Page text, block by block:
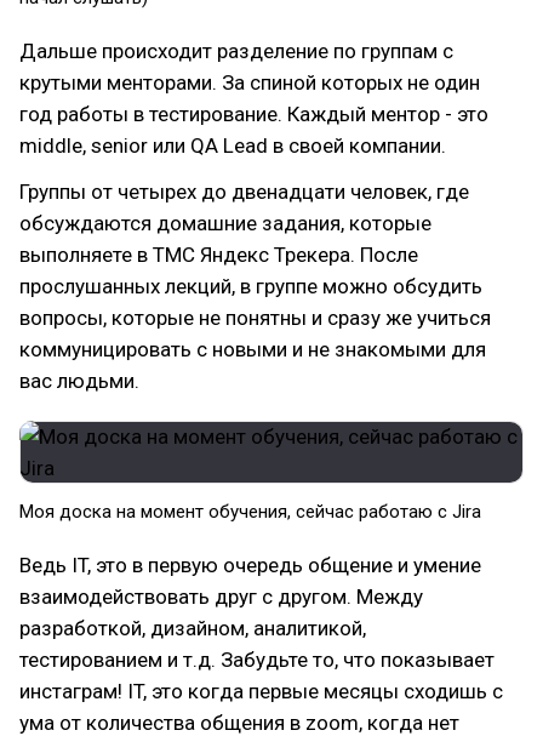
Дальше происходит разделение по группам с
крутыми менторами. За спиной которых не один
год работы в тестирование. Каждый ментор - это
middle, senior или QA Lead в своей компании.
Группы от четырех до двенадцати человек, где
обсуждаются домашние задания, которые
выполняете в ТМС Яндекс Трекера. После
прослушанных лекций, в группе можно обсудить
вопросы, которые не понятны и сразу же учиться
коммуницировать с новыми и не знакомыми для
вас людьми.
Моя доска на момент обучения, сейчас работаю с Jira
Ведь IT, это в первую очередь общение и умение
взаимодействовать друг с другом. Между
разработкой, дизайном, аналитикой,
тестированием и т.д. Забудьте то, что показывает
инстаграм! IT, это когда первые месяцы сходишь с
ума от количества общения в zoom, когда нет